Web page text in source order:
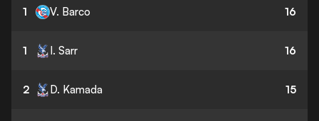
1 V. Barco 16
1 I. Sarr 16
2 D. Kamada 15